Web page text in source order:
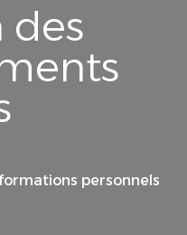
des
personnels